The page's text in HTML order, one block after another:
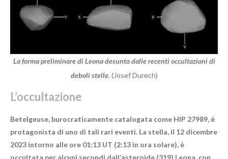
La forma preliminare di Leona desunta dalle recenti occultazioni di
deboli stelle.(Josef Durech)
L’occultazione
Betelgeuse, burocraticamente catalogata come HIP 27989, è
protagonista di uno di tali rari eventi. La stella, il 12 dicembre
2023 intorno alle ore 01:13 UT (2:13 in ora solare), è
occultata per alcuni secondi dall’asteroide (319) Leona, con